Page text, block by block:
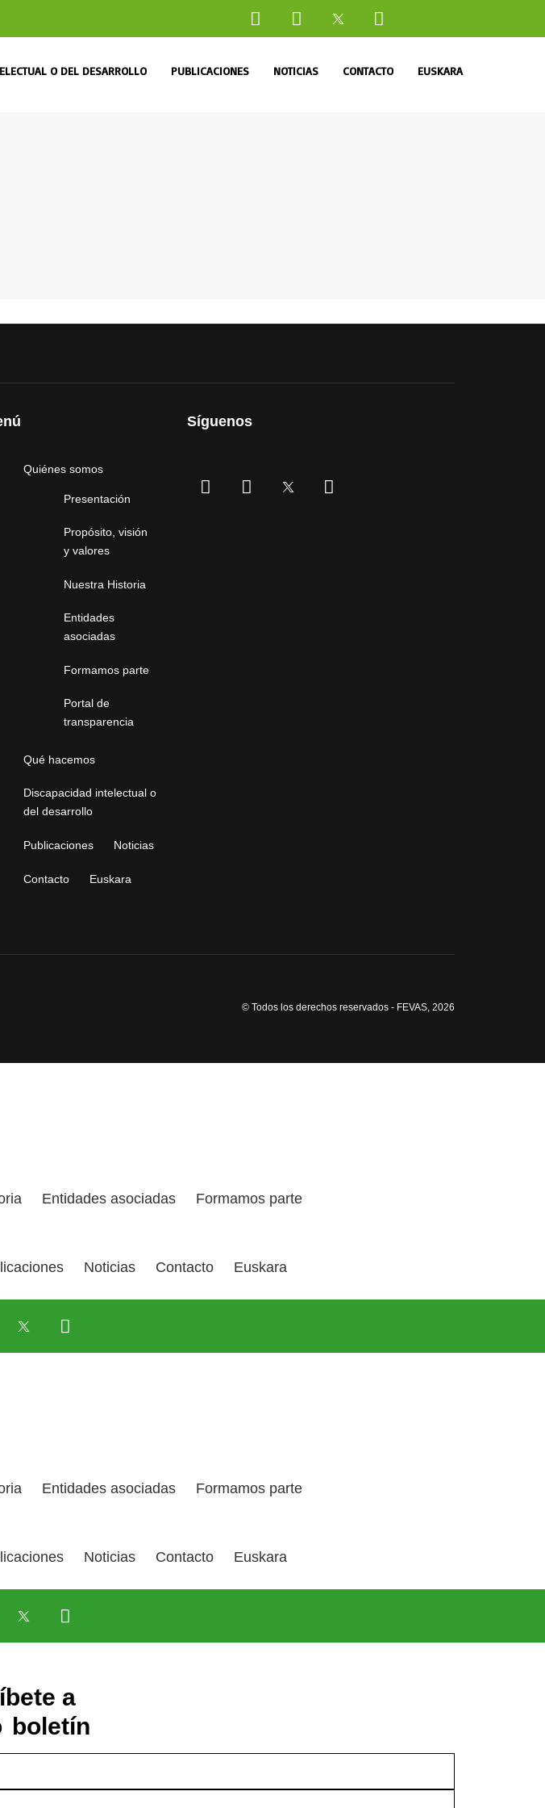
O DEL DESARROLLO PUBLICACIONES NOTICIAS CONTACTO EUSKARA
Quiénes somos
Presentación
Propósito, visión
y valores
Nuestra Historia
Entidades
asociadas
Formamos parte
Portal de
transparencia
Qué hacemos
Discapacidad intelectual o
del desarrollo
Publicaciones Noticias
Contacto Euskara
Síguenos
© Todos los derechos reservados - FEVAS, 2026
Entidades asociadas
Formamos parte
Noticias Contacto Euskara
Entidades asociadas
Formamos parte
Noticias Contacto Euskara
a
boletín